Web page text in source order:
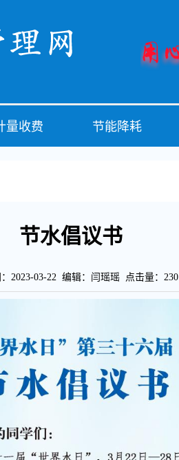
量收费 节能降耗
节水倡议书
2023-03-22 编辑：闫瑶瑶 点击量：230